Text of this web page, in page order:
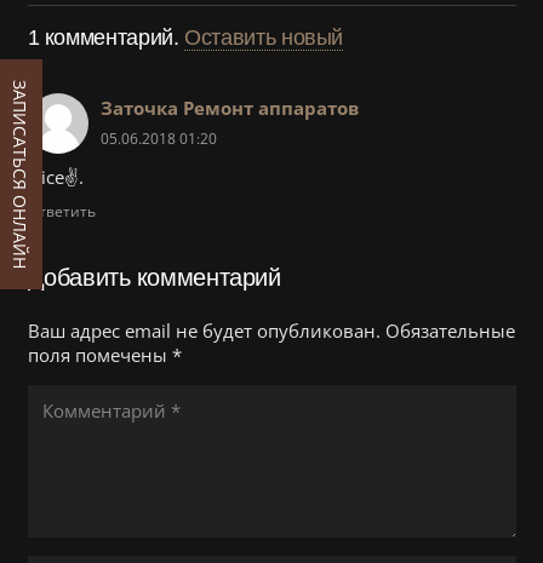
1 комментарий. Оставить новый
Заточка Ремонт аппаратов
05.06.2018 01:20
Nice✌.
Ответить
Добавить комментарий
Ваш адрес email не будет опубликован. Обязательные
поля помечены *
ЗАПИСАТЬСЯ ОНЛАЙН